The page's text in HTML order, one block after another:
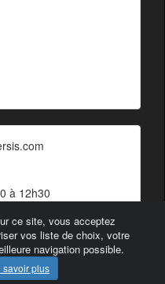
ce site, vous acceptez
vos liste de choix, votre
navigation possible.
savoir plus
à 12h30